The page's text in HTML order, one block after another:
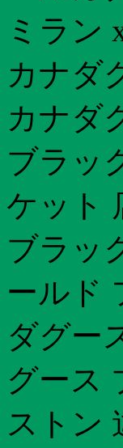
ミラン
カナダ
カナダ
ブラッ
ケット
ブラッ
ールド
ダグー
グース
ストン